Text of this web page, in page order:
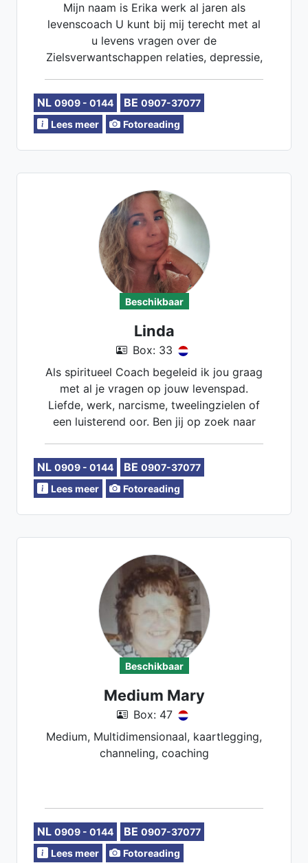
Mijn naam is Erika werk al jaren als
levenscoach U kunt bij mij terecht met al
u levens vragen over de
Zielsverwantschappen relaties, depressie,
NL 0909 - 0144 BE 0907-37077
Lees meer
Fotoreading
Beschikbaar
Linda
Box: 33
Als spiritueel Coach begeleid ik jou graag
met al je vragen op jouw levenspad.
Liefde, werk, narcisme, tweelingzielen of
een luisterend oor. Ben jij op zoek naar
mij op de juiste plek. Na een gesprek met
mij heb jij meer inzichten en tools
gekregen zodat jij weer met een frisse
NL 0909 - 0144 BE 0907-37077
Lees meer
Fotoreading
Beschikbaar
Medium Mary
Box: 47
Medium, Multidimensionaal, kaartlegging,
channeling, coaching
NL 0909 - 0144 BE 0907-37077
Lees meer
Fotoreading